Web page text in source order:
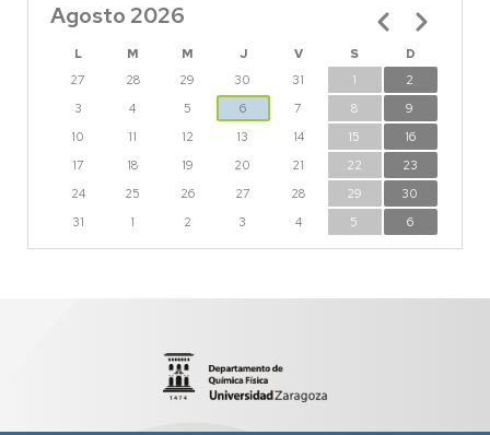
Agosto 2026
L M M J V S
D
27
28 29 30 31 1
2
3
4 5 6 7 8
9
10
11 12 13 14 15
16
17
18 19 20 21 22
23
24
25 26 27 28 29
30
31
1 2 3 4 5 6
Paginación